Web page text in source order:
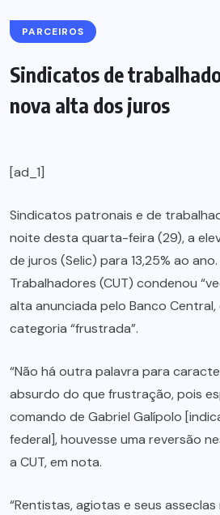
PARCEIROS
Sindicatos de
nova alta dos juros
[ad_1]
Sindicatos patronais e de
noite desta quarta-feira (29), a
de juros (Selic) para 13,25% ao
Trabalhadores (CUT) condenou
alta anunciada pelo Banco Central,
categoria “frustrada”.
“Não há outra palavra para
absurdo do que frustração, pois
comando de Gabriel Galípolo
federal], houvesse uma reversão
a CUT, em nota.
“Rentistas, agiotas e seus